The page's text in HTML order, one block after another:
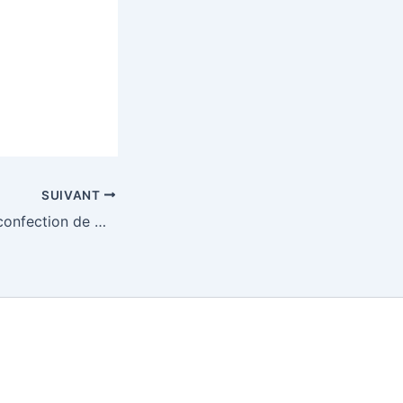
SUIVANT
Atelier cuisine et confection de masques (21 février 2026)